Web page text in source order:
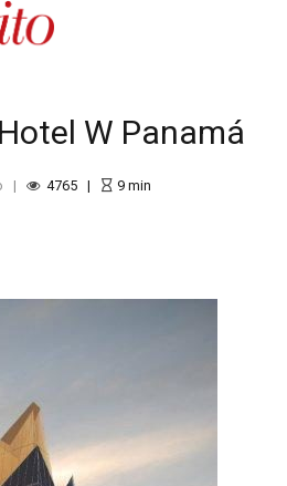
W Panamá
4765 9min